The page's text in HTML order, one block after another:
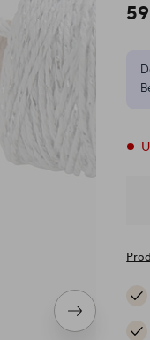
Neste
produkt